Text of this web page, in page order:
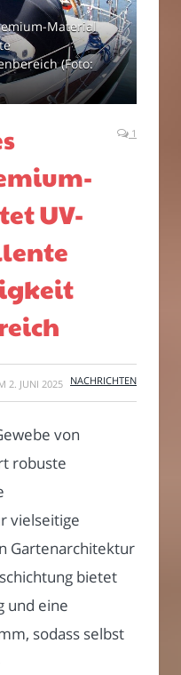
Material
(Foto:
UV-
1
2. JUNI 2025 NACHRICHTEN
von
robuste
vielseitige
Gartenarchitektur
bietet
und eine
sodass selbst